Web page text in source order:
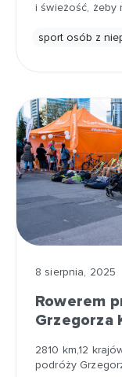
i świeżość, żeby
sport osób z
8 sierpnia, 2025
Rowerem
Grzegorza
2810 km,12
podróży